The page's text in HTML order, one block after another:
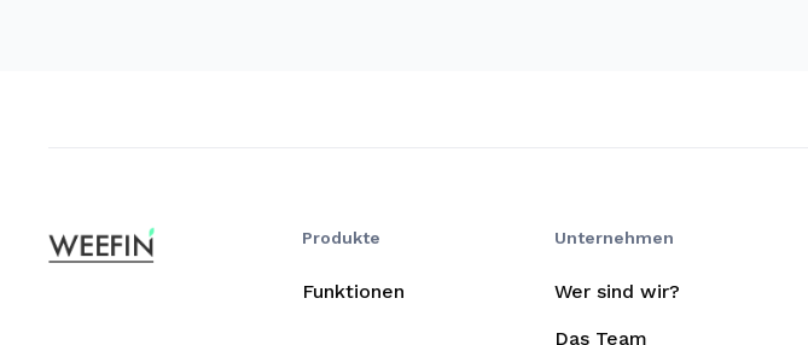
Produkte
Funktionen
Unternehmen
Wer sind wir?
Das Team